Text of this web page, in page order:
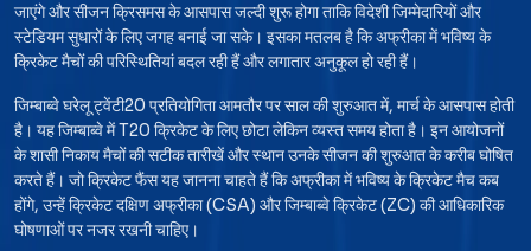
जाएंगे और सीजन क्रिसमस के आसपास जल्दी शुरू होगा ताकि विदेशी जिम्मेदारियों और
स्टेडियम सुधारों के लिए जगह बनाई जा सके। इसका मतलब है कि अफ्रीका में भविष्य के
क्रिकेट मैचों की परिस्थितियां बदल रही हैं और लगातार अनुकूल हो रही हैं।
जिम्बाब्वे घरेलू ट्वेंटी20 प्रतियोगिता आमतौर पर साल की शुरुआत में, मार्च के आसपास होती
है। यह जिम्बाब्वे में T20 क्रिकेट के लिए छोटा लेकिन व्यस्त समय होता है। इन आयोजनों
के शासी निकाय मैचों की सटीक तारीखें और स्थान उनके सीजन की शुरुआत के करीब घोषित
करते हैं। जो क्रिकेट फैंस यह जानना चाहते हैं कि अफ्रीका में भविष्य के क्रिकेट मैच कब
होंगे, उन्हें क्रिकेट दक्षिण अफ्रीका (CSA) और जिम्बाब्वे क्रिकेट (ZC) की आधिकारिक
घोषणाओं पर नजर रखनी चाहिए।